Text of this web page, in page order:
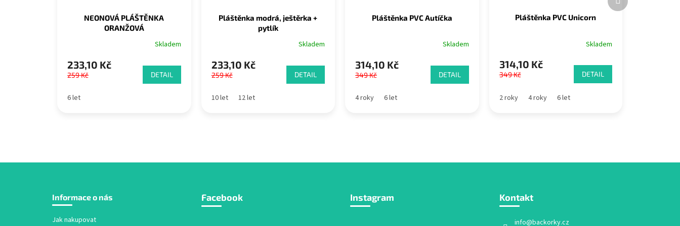
NEONOVÁ PLÁŠTĚNKA
ORANŽOVÁ
Skladem
233,10 Kč
259 Kč DETAIL
6 let
Pláštěnka modrá, ještěrka +
pytlík
Skladem
233,10 Kč
259 Kč DETAIL
10 let 12 let
Pláštěnka PVC Autíčka
Skladem
314,10 Kč
349 Kč DETAIL
4 roky 6 let
Pláštěnka PVC Unicorn
Skladem
314,10 Kč
349 Kč DETAIL
2 roky 4 roky 6 let
produkt
Informace o nás
Jak nakupovat
Facebook Instagram Kontakt
info@backorky.cz